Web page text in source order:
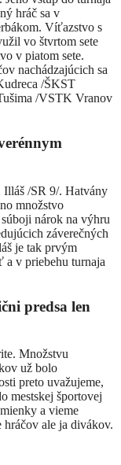
hráč sa v
Víťazstvo s
vo štvrtom sete
v piatom sete.
nachádzajúcich sa
/ŠKST
/VSTK Vranov
/SR 9/. Hatvány
množstvo
nárok na výhru
záverečných
je tak prvým
v priebehu turnaja
predsa len
Množstvu
už bolo
preto uvažujeme,
mestskej športovej
a vieme
ale ja divákov.